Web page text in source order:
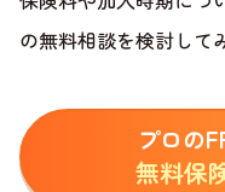
の無料相談を検討して
プロの
無料保